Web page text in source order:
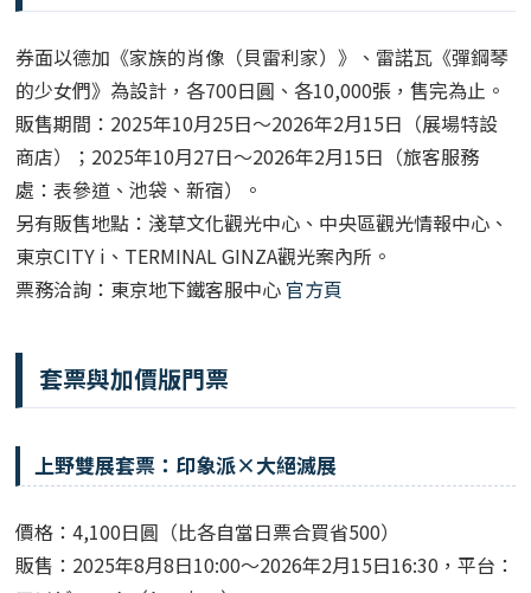
券面以德加《家族的肖像（貝雷利家）》、雷諾瓦《彈鋼琴
的少女們》為設計，各700日圓、各10,000張，售完為止。
販售期間：2025年10月25日～2026年2月15日（展場特設
商店）；2025年10月27日～2026年2月15日（旅客服務
處：表參道、池袋、新宿）。
另有販售地點：淺草文化觀光中心、中央區觀光情報中心、
東京CITY i、TERMINAL GINZA觀光案內所。
票務洽詢：東京地下鐵客服中心 官方頁
套票與加價版門票
上野雙展套票：印象派×大絕滅展
價格：4,100日圓（比各自當日票合買省500）
販售：2025年8月8日10:00～2026年2月15日16:30，平台：